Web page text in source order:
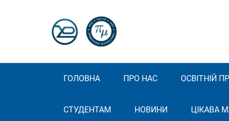
ГОЛОВНА ПРО НАС ОСВІТНІЙ
СТУДЕНТАМ НОВИНИ ЦІКАВА